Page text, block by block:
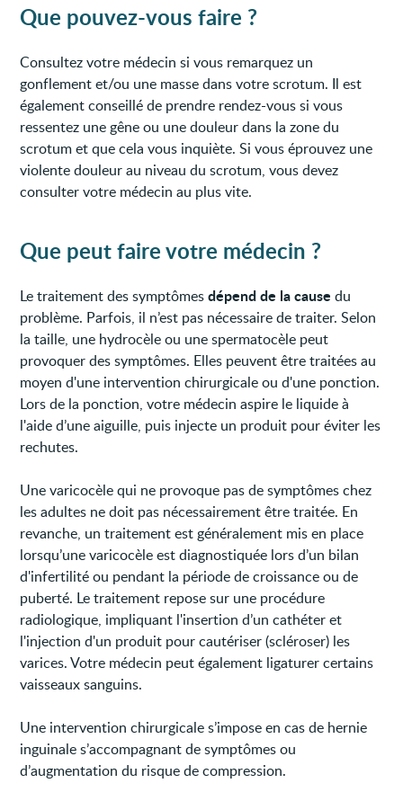
Que pouvez-vous faire ?
Consultez votre médecin si vous remarquez un
gonflement et/ou une masse dans votre scrotum. Il est
également conseillé de prendre rendez-vous si vous
ressentez une gêne ou une douleur dans la zone du
scrotum et que cela vous inquiète. Si vous éprouvez une
violente douleur au niveau du scrotum, vous devez
consulter votre médecin au plus vite.
Que peut faire votre médecin ?
Le traitement des symptômesdépend de la cause du
problème. Parfois, il n’est pas nécessaire de traiter. Selon
la taille, une hydrocèle ou une spermatocèle peut
provoquer des symptômes. Elles peuvent être traitées au
moyen d'une intervention chirurgicale ou d'une ponction.
Lors de la ponction, votre médecin aspire le liquide à
l'aide d’une aiguille, puis injecte un produit pour éviter les
rechutes.
Une varicocèle qui ne provoque pas de symptômes chez
les adultes ne doit pas nécessairement être traitée. En
revanche, un traitement est généralement mis en place
lorsqu’une varicocèle est diagnostiquée lors d’un bilan
d'infertilité ou pendant la période de croissance ou de
puberté. Le traitement repose sur une procédure
radiologique, impliquant l'insertion d’un cathéter et
l'injection d'un produit pour cautériser (scléroser) les
varices. Votre médecin peut également ligaturer certains
vaisseaux sanguins.
Une intervention chirurgicale s’impose en cas de hernie
inguinale s’accompagnant de symptômes ou
d’augmentation du risque de compression.